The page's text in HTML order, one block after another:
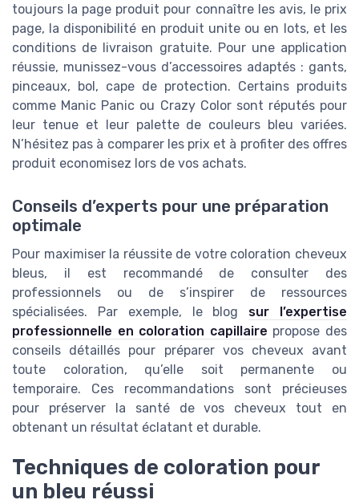
toujours la page produit pour connaître les avis, le prix
page, la disponibilité en produit unite ou en lots, et les
conditions de livraison gratuite. Pour une application
réussie, munissez-vous d’accessoires adaptés : gants,
pinceaux, bol, cape de protection. Certains produits
comme Manic Panic ou Crazy Color sont réputés pour
leur tenue et leur palette de couleurs bleu variées.
N’hésitez pas à comparer les prix et à profiter des offres
produit economisez lors de vos achats.
Conseils d’experts pour une préparation
optimale
Pour maximiser la réussite de votre coloration cheveux
bleus, il est recommandé de consulter des
professionnels ou de s’inspirer de ressources
spécialisées. Par exemple, le blog sur l’expertise
professionnelle en coloration capillaire propose des
conseils détaillés pour préparer vos cheveux avant
toute coloration, qu’elle soit permanente ou
temporaire. Ces recommandations sont précieuses
pour préserver la santé de vos cheveux tout en
obtenant un résultat éclatant et durable.
Techniques de coloration pour
un bleu réussi